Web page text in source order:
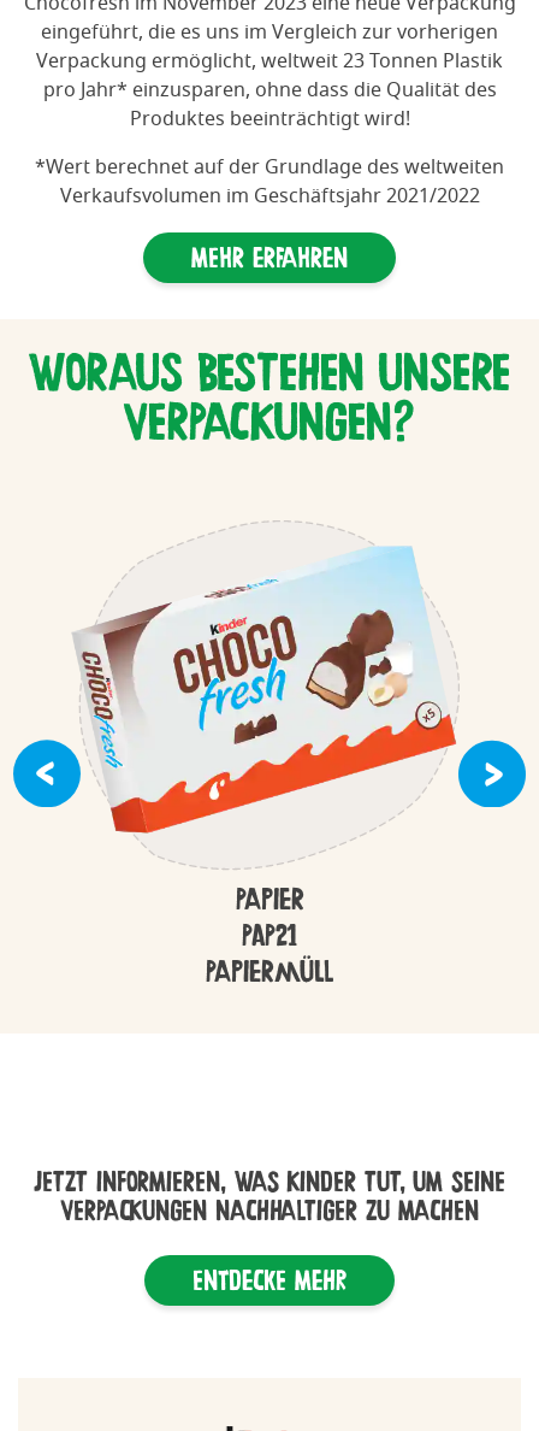
eingeführt, die es uns im Vergleich zur vorherigen
Verpackung ermöglicht, weltweit 23 Tonnen Plastik
pro Jahr* einzusparen, ohne dass die Qualität des
Produktes beeinträchtigt wird!
*Wert berechnet auf der Grundlage des weltweiten
Verkaufsvolumen im Geschäftsjahr 2021/2022
Mehr erfahren
WORAUS BESTEHEN UNSERE
VERPACKUNGEN?
Papier
PAP21
Papiermüll
JETZT INFORMIEREN, WAS KINDER TUT, UM SEINE
VERPACKUNGEN NACHHALTIGER ZU MACHEN
Entdecke mehr